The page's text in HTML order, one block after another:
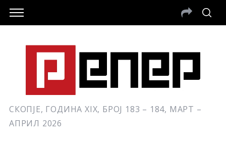
СКОПЈЕ, ГОДИНА XIX, БРОЈ 183 – 184, МАРТ –
АПРИЛ 2026